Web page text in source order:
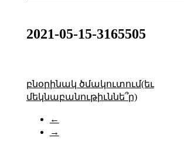
2021-05-15-3165505
բնօրինակ ծմակուտում(եւ
մեկնաբանութիւննե՞ր)
←
→